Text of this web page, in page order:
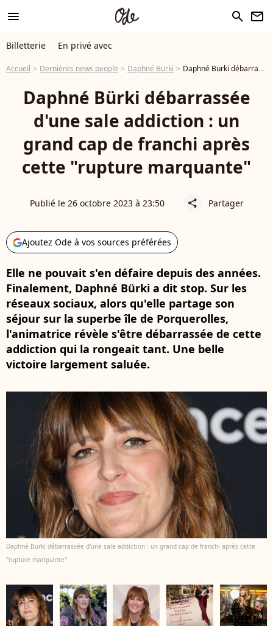
menu search newsletter
Billetterie En privé avec
Accueil Dernières news people Daphné Bürki Daphné Bürki débarrassée d'une sale addiction : un grand cap de franchi après cette "rupture marquante"
Daphné Bürki débarrassée
d'une sale addiction : un
grand cap de franchi après
cette "rupture marquante"
Publié le 26 octobre 2023 à 23:50 share Partager
Ajoutez Ode à vos sources préférées
Elle ne pouvait s'en défaire depuis des années.
Finalement, Daphné Bürki a dit stop. Sur les
réseaux sociaux, alors qu'elle partage son
séjour sur la superbe île de Porquerolles,
l'animatrice révèle s'être débarrassée de cette
addiction qui la rongeait tant. Une belle
victoire largement saluée.
Daphné Bürki débarrassée d'une sale addiction : un grand cap de franchi après cette
"rupture marquante"